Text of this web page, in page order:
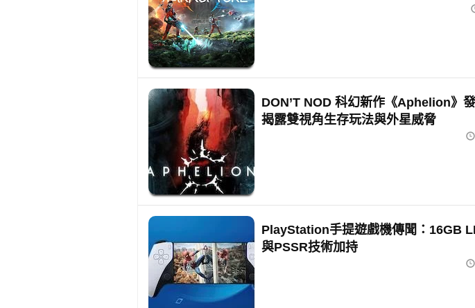
DON’T NOD 科幻新作《Aphelion》
揭露雙視角生存玩法與外星威脅
PlayStation手提遊戲機傳聞：16GB
與PSSR技術加持